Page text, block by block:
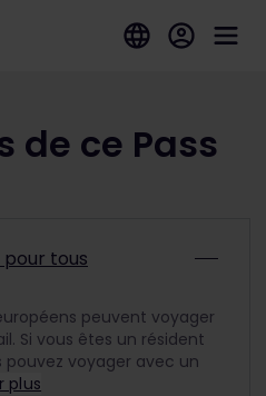
de ce Pass
tous
peuvent voyager
Si vous êtes un résident
pouvez voyager avec un
plus